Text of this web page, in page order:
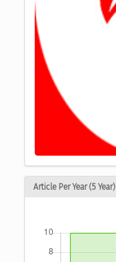
Article Per Year (5 Year)